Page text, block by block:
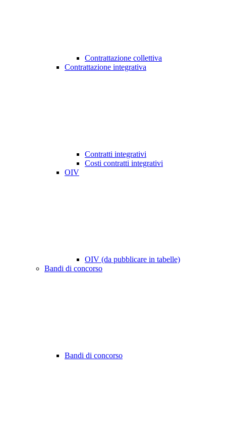
Contrattazione collettiva
Contrattazione integrativa
Contratti integrativi
Costi contratti integrativi
OIV
OIV (da pubblicare in tabelle)
Bandi di concorso
Bandi di concorso